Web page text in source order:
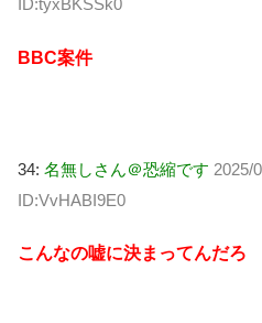
ID:tyxBKSSk0
BBC案件
34: 名無しさん＠恐縮です 2025/
ID:VvHABI9E0
こんなの嘘に決まってんだろ